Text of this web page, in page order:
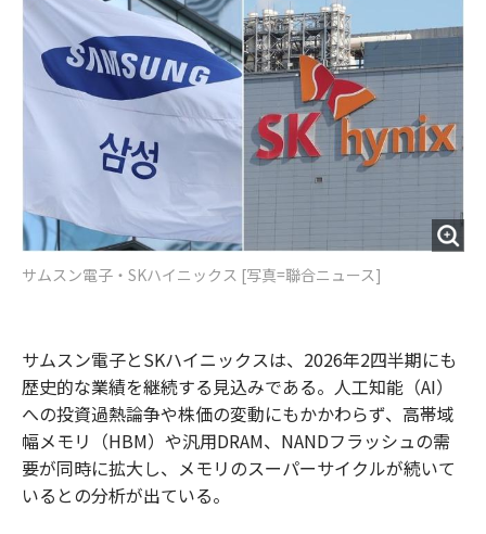
サムスン電子・SKハイニックス [写真=聯合ニュース]
サムスン電子とSKハイニックスは、2026年2四半期にも
歴史的な業績を継続する見込みである。人工知能（AI）
への投資過熱論争や株価の変動にもかかわらず、高帯域
幅メモリ（HBM）や汎用DRAM、NANDフラッシュの需
要が同時に拡大し、メモリのスーパーサイクルが続いて
いるとの分析が出ている。